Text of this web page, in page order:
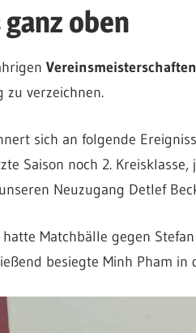
oben
Vereinsmeisterschaften
zu verzeichnen.
sich an folgende
Saison noch 2.
Neuzugang Detlef
hatte Matchbälle gegen
besiegte Minh Pham in